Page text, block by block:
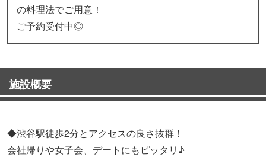
の料理法でご用意！
ご予約受付中◎
施設概要
◆渋谷駅徒歩2分とアクセスの良さ抜群！
会社帰りや女子会、デートにもピッタリ♪